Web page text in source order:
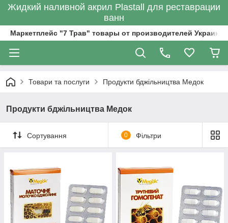
Жидкий наливной акрил Plastall для реставрации
ванн
Маркетплейс "7 Трав" товары от производителей
Товари та послуги Продукти бджільництва Медок
Продукти бджільництва Медок
Сортування 0 Фільтри